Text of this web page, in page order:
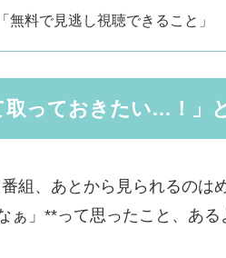
無料で見逃し視聴できること」
取っておきたい…！」
組、あとから見られるのは
ぁ」**って思ったこと、ある